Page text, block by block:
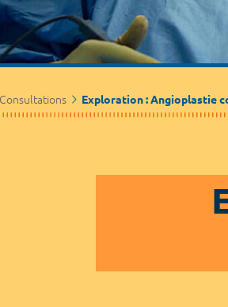
Consultations Exploration : Angioplastie